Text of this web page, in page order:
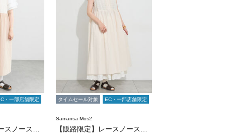
・一部店舗限定 タイムセール対象 EC・一部店舗限定
Samansa Mos2